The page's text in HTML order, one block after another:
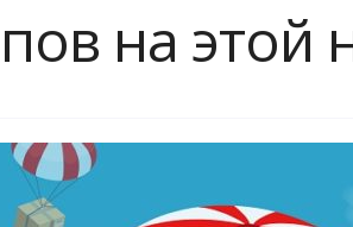
на этой